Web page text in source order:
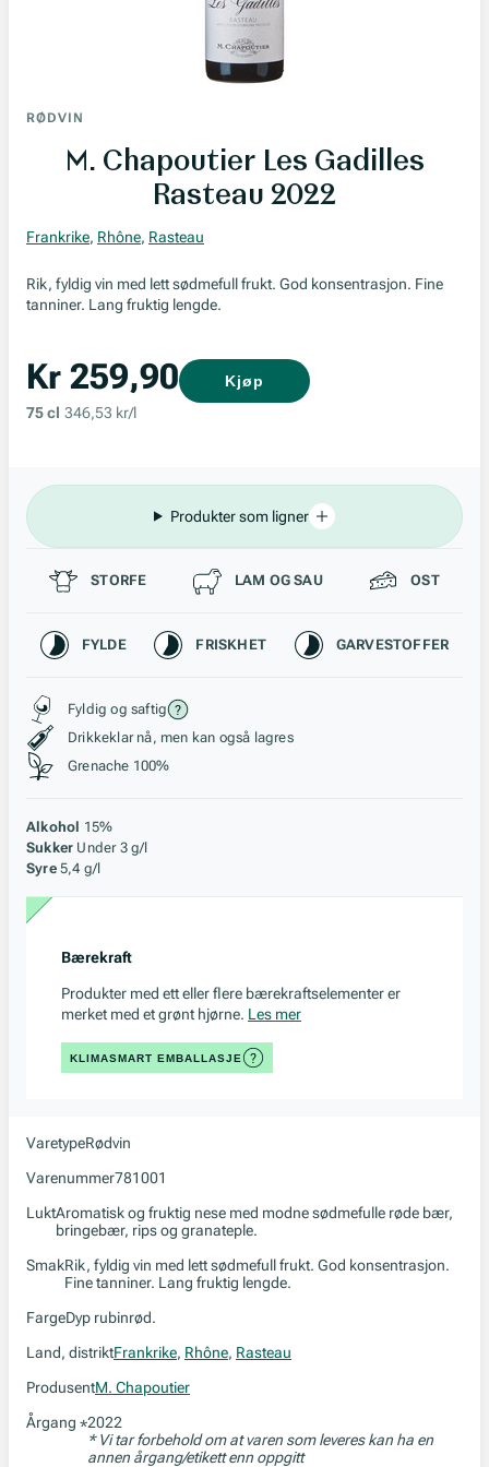
RØDVIN
M. Chapoutier Les Gadilles
Rasteau 2022
Frankrike, Rhône, Rasteau
Rik, fyldig vin med lett sødmefull frukt. God konsentrasjon. Fine
tanniner. Lang fruktig lengde.
Kr 259,90
75 cl 346,53 kr/l
Kjøp
Produkter som ligner
Passer til
STORFE LAM OG SAU OST
Karakteristikk
FYLDE FRISKHET GARVESTOFFER
Stil, lagring og råstoff
Fyldig og saftig
Drikkeklar nå, men kan også lagres
Grenache 100%
Alkohol 15%
Sukker Under 3 g/l
Syre 5,4 g/l
Bærekraft
Produkter med ett eller flere bærekraftselementer er
merket med et grønt hjørne. Les mer
KLIMASMART EMBALLASJE
VaretypeRødvin
Varenummer781001
LuktAromatisk og fruktig nese med modne sødmefulle røde bær,
bringebær, rips og granateple.
SmakRik, fyldig vin med lett sødmefull frukt. God konsentrasjon.
Fine tanniner. Lang fruktig lengde.
FargeDyp rubinrød.
Land, distriktFrankrike, Rhône, Rasteau
ProdusentM. Chapoutier
Årgang *2022
* Vi tar forbehold om at varen som leveres kan ha en
annen årgang/etikett enn oppgitt